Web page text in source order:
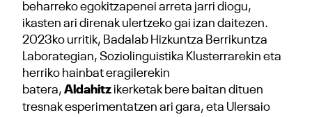
beharreko egokitzapenei arreta jarri diogu,
ikasten ari direnak ulertzeko gai izan daitezen.
2023ko urritik, Badalab Hizkuntza Berrikuntza
Laborategian, Soziolinguistika Klusterrarekin eta
herriko hainbat eragilerekin
batera, Aldahitz ikerketak bere baitan dituen
tresnak esperimentatzen ari gara, eta Ulersaio